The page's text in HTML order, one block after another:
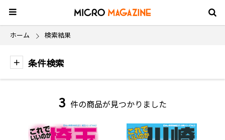
ホーム 検索結果
条件検索
3 件の商品が見つかりました